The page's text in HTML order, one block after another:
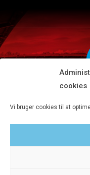
cookies
Vi bruger cookies til at
Tlf 8680 4477 ·